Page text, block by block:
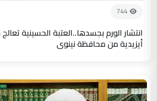
744
انتشار الورم بجسدها..العتبة الحسينية
أيزيدية من محافظة نينوى